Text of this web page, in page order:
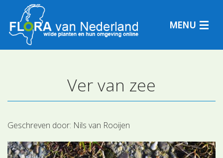
MENU
Plantengemeenschappen
Determineren
Ver van zee
Geschreven door: Nils van Rooijen